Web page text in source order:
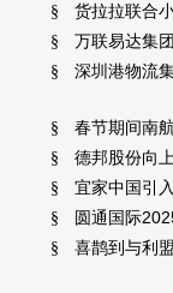
§ 货拉拉联合
§ 万联易达集
§ 深圳港物流
§ 春节期间南
§ 德邦股份向
§ 宜家中国引
§ 圆通国际
§ 喜鹊到与利